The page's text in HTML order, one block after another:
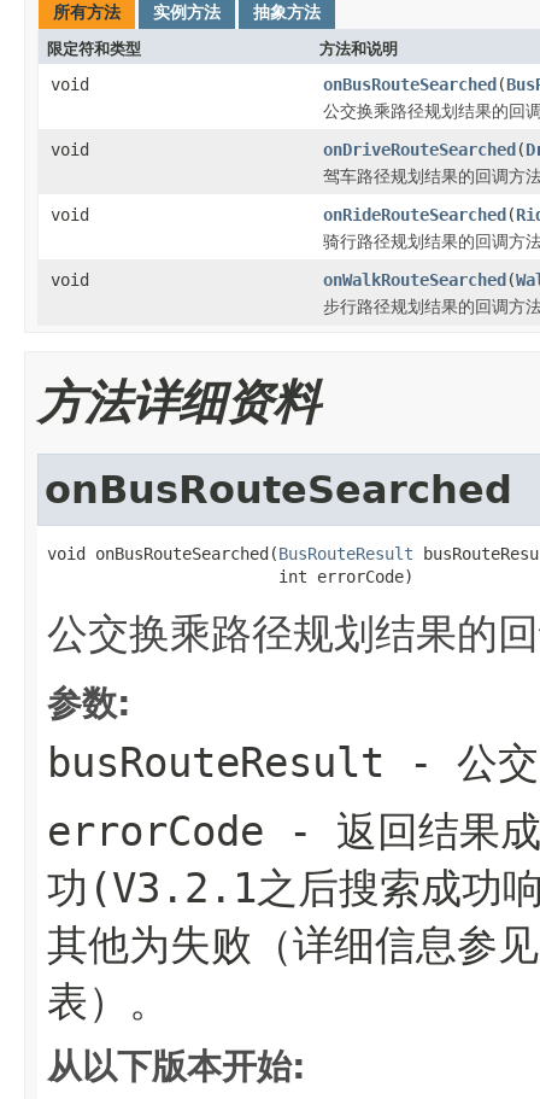
所有方法 实例方法 抽象方法
限定符和类型 方法和说明
void onBusRouteSearched(
公交换乘路径规划结果的回
void
onDriveRouteSearched(
驾车路径规划结果的回调方
void
onRideRouteSearched(
骑行路径规划结果的回调方
void
onWalkRouteSearched(
步行路径规划结果的回调方
方法详细资料
onBusRouteSearched
void onBusRouteSearched(BusRouteResult
                        int errorCode)
公交换乘路径规划结果的
参数:
busRouteResult - 公交
errorCode - 返回结果
功(V3.2.1之后搜索成功
其他为失败（详细信息参
表）。
从以下版本开始: